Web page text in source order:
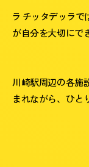
ラ チッタデッラ
が自分を大切にで
川崎駅周辺の各施
まれながら、ひと